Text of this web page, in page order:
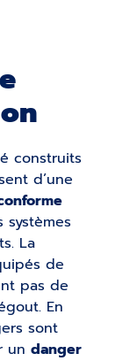
construits
d’une
systèmes
La
de
pas de
En
sont
undanger